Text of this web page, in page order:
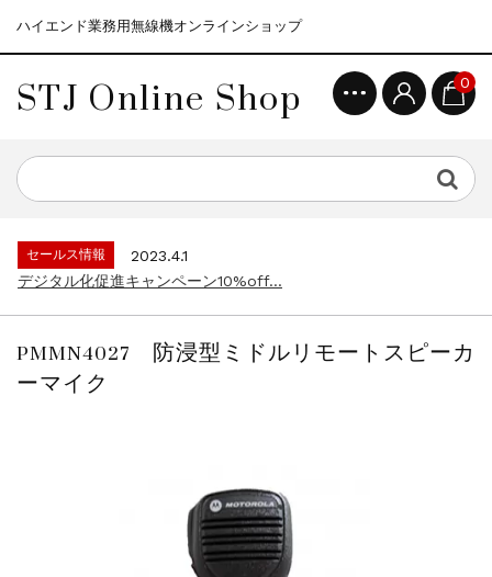
ハイエンド業務用無線機オンラインショップ
STJ Online Shop 0
モトローラ無線機本体キャンペーン15%o...
セールス情報
2023.4.10
セールス情報
2023.4.1
デジタル化促進キャンペーン10%off...
セールス情報
2023.4.10
５月大型連休に伴う営業日のお知らせ...
モトローラ無線機本体キャンペーン15%o...
PMMN4027 防浸型ミドルリモートスピーカ
ーマイク